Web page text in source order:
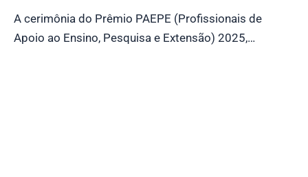
A cerimônia do Prêmio PAEPE (Profissionais de
Apoio ao Ensino, Pesquisa e Extensão) 2025,…